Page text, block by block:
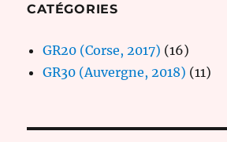
CATÉGORIES
GR20 (Corse, 2017) (16)
GR30 (Auvergne, 2018) (11)